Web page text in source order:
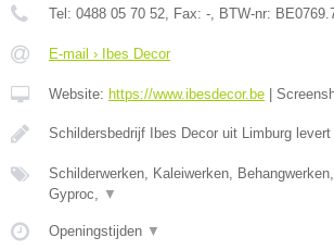
Tel: 0488 05 70 52, Fax: -, BTW-nr:
E-mail › Ibes Decor
Website: https://www.ibesdecor.be
Schildersbedrijf Ibes Decor uit Limburg
Schilderwerken, Kaleiwerken,
Gyproc, ▼
Openingstijden ▼